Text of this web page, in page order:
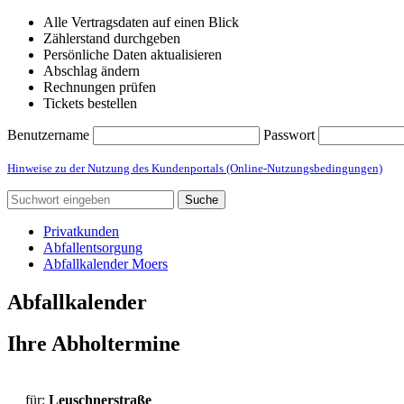
Alle Vertragsdaten auf einen Blick
Zählerstand durchgeben
Persönliche Daten aktualisieren
Abschlag ändern
Rechnungen prüfen
Tickets bestellen
Benutzername Passwort
Hinweise zu der Nutzung des Kundenportals (Online-Nutzungsbedingungen)
Suche
Privatkunden
Abfallentsorgung
Abfallkalender Moers
Abfallkalender
Ihre Abholtermine
für: Leuschnerstraße